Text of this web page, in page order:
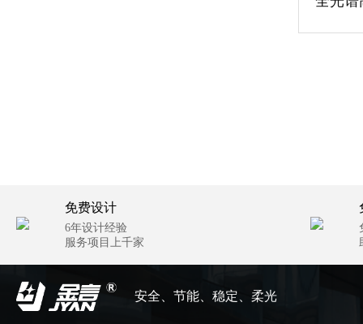
免费设计
6年设计经验
服务项目上千家
安全、节能、稳定、柔光